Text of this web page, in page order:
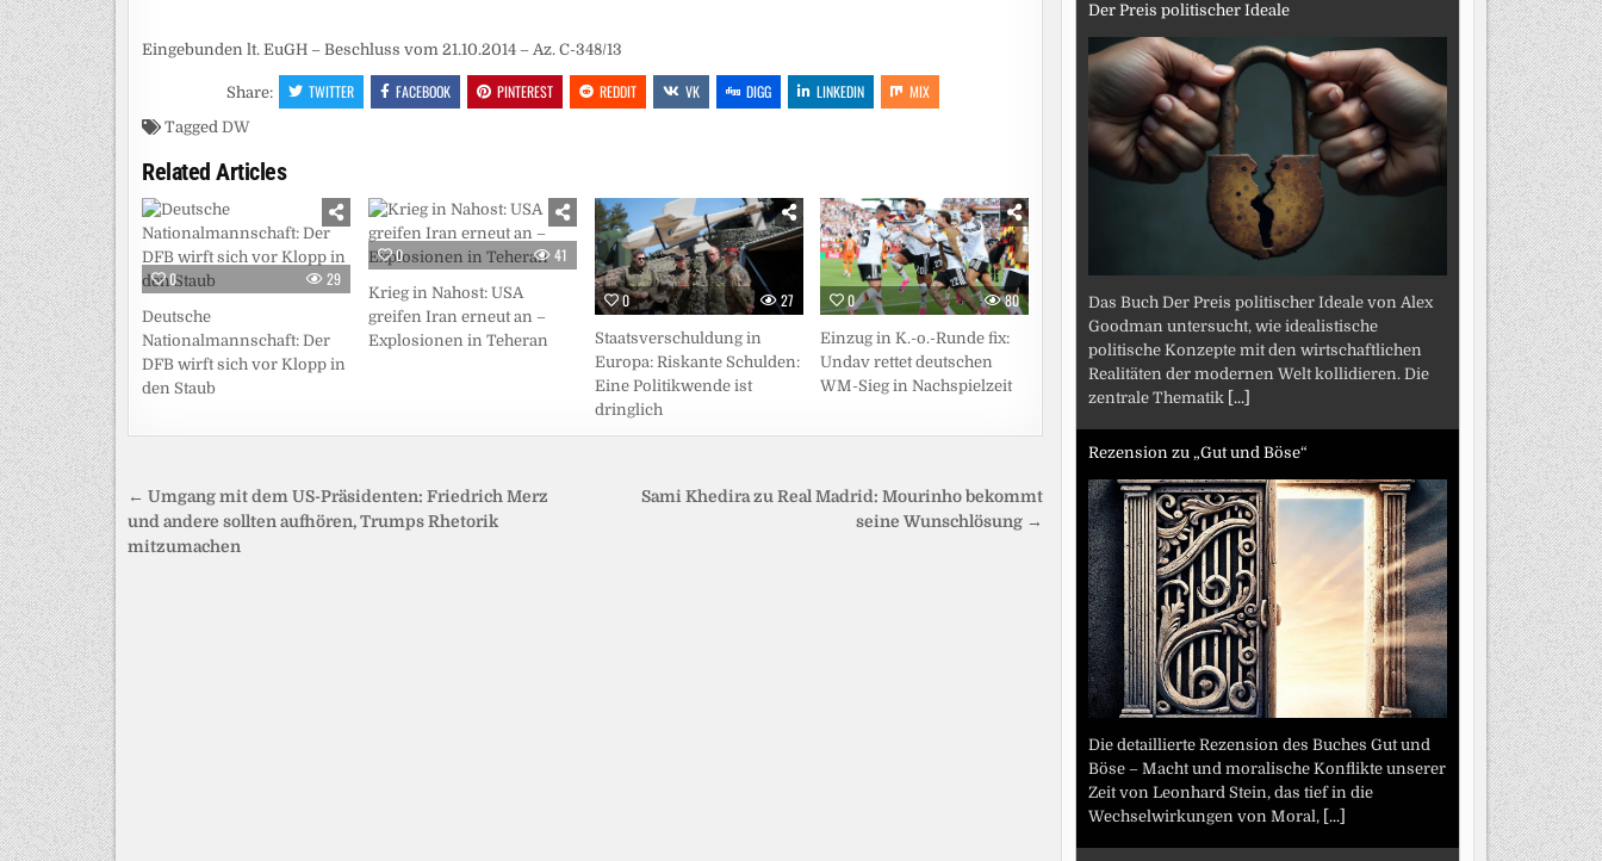
Eingebunden lt. EuGH – Beschluss vom 21.10.2014 – Az. C-348/13
Share: TWITTER FACEBOOK PINTEREST REDDIT VK DIGG LINKEDIN MIX
Tagged DW
Related Articles
0 29
Deutsche
Nationalmannschaft: Der
DFB wirft sich vor Klopp in
den Staub
0 41
Krieg in Nahost: USA
greifen Iran erneut an –
Explosionen in Teheran
0 27
Staatsverschuldung in
Europa: Riskante Schulden:
Eine Politikwende ist
dringlich
0 80
Einzug in K.-o.-Runde fix:
Undav rettet deutschen
WM-Sieg in Nachspielzeit
Beitragsnavigation
Sami Khedira zu Real Madrid: Mourinho bekommt
seine Wunschlösung →
← Umgang mit dem US-Präsidenten: Friedrich Merz
und andere sollten aufhören, Trumps Rhetorik
mitzumachen
Der Preis politischer Ideale
Das Buch Der Preis politischer Ideale von Alex
Goodman untersucht, wie idealistische
politische Konzepte mit den wirtschaftlichen
Realitäten der modernen Welt kollidieren. Die
zentrale Thematik [...]
Rezension zu „Gut und Böse“
Die detaillierte Rezension des Buches Gut und
Böse – Macht und moralische Konflikte unserer
Zeit von Leonhard Stein, das tief in die
Wechselwirkungen von Moral, [...]